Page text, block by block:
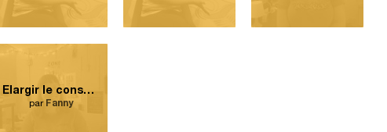
Élargir le consentement sexuel vers plusieurs autres sphères de vie.
par Fanny